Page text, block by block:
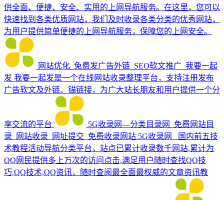
供全面、便捷、安全、实用的上网导航服务。在这里，您可以
快速找到各类优质网站，我们及时收录各类分类的优秀网站，
为用户提供简单便捷的上网导航服务，保障您的上网安全。
网站优化_免费发广告外链_SEO软文推广_我要一起
发 我要一起发是一个在线网站收录整理平台，支持注册发布
广告软文及外链、锚链接，为广大站长朋友和用户提供一个分
享交流的平台
5G收录网—分类目录网_免费网站目
录_网站收录_网址提交_免费收录网站 5G收录网_ 国内前五技
术教程活动导航分类平台，站点已累计收录数千网站,累计为
QQ网民提供多上万次的访问点击,满足用户随时查找QQ技
巧,QQ技术,QQ资讯，随时查阅最全面最权威的文章资讯教